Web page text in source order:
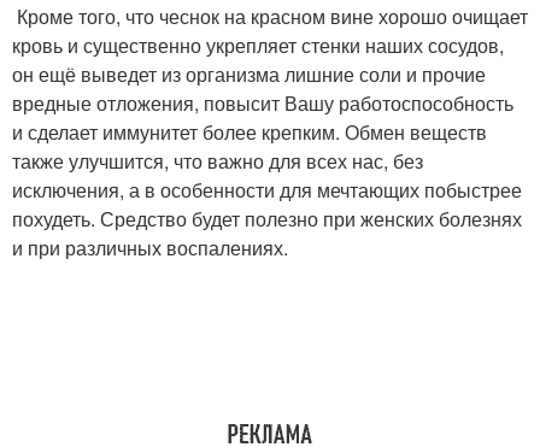
Кроме того, что чеснок на красном вине хорошо очищает
кровь и существенно укрепляет стенки наших сосудов,
он ещё выведет из организма лишние соли и прочие
вредные отложения, повысит Вашу работоспособность
и сделает иммунитет более крепким. Обмен веществ
также улучшится, что важно для всех нас, без
исключения, а в особенности для мечтающих побыстрее
похудеть. Средство будет полезно при женских болезнях
и при различных воспалениях.